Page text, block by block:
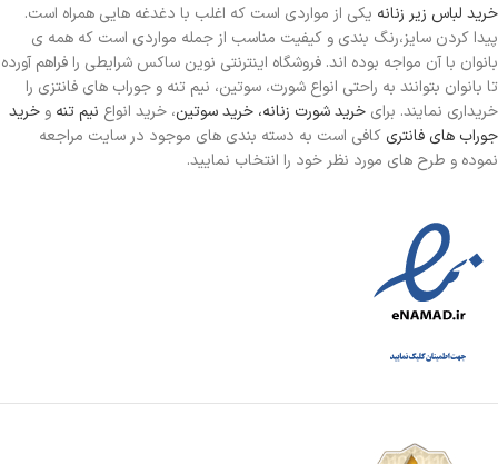
خرید لباس زیر زنانه یکی از مواردی است که اغلب با دغدغه هایی همراه است.
پیدا کردن سایز،رنگ بندی و کیفیت مناسب از جمله مواردی است که همه ی
بانوان با آن مواجه بوده اند. فروشگاه اینترنتی نوین ساکس شرایطی را فراهم آورده
تا بانوان بتوانند به راحتی انواع شورت، سوتین، نیم تنه و جوراب های فانتزی را
خریداری نمایند. برای خرید شورت زنانه، خرید سوتین، خرید انواع نیم تنه و خرید
جوراب های فانتری کافی است به دسته بندی های موجود در سایت مراجعه
نموده و طرح های مورد نظر خود را انتخاب نمایید.